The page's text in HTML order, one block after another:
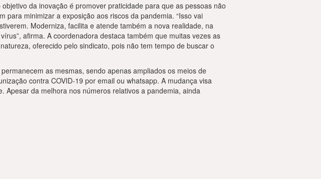
da inovação é promover praticidade para que as pessoas não
para minimizar a exposição aos riscos da pandemia. “Isso vai
Moderniza, facilita e atende também a nova realidade, na
afirma. A coordenadora destaca também que muitas vezes as
oferecido pelo sindicato, pois não tem tempo de buscar o
as mesmas, sendo apenas ampliados os meios de
contra COVID-19 por email ou whatsapp. A mudança visa
da melhora nos números relativos a pandemia, ainda